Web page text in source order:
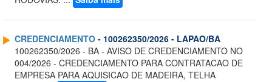
CREDENCIAMENTO - 100262350/2026 - LAPAO/BA
100262350/2026 - BA - AVISO DE CREDENCIAMENTO NO
004/2026 - CREDENCIAMENTO PARA CONTRATACAO DE
EMPRESA PARA AQUISICAO DE MADEIRA, TELHA